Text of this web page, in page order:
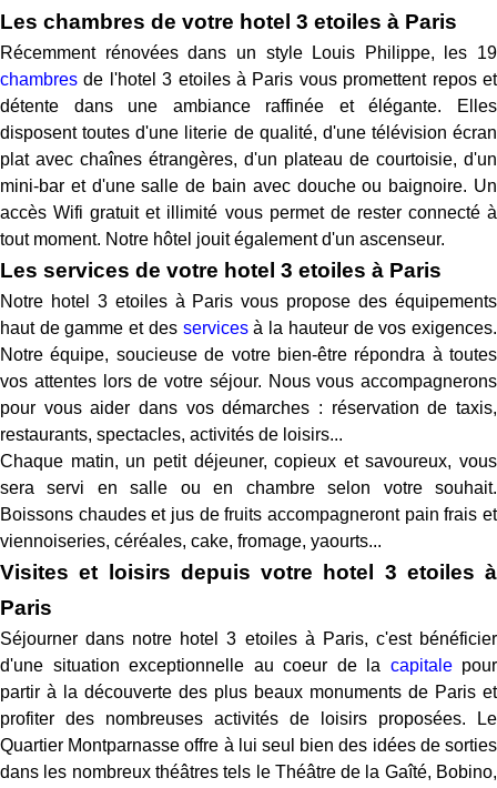
Les chambres de votre hotel 3 etoiles à Paris
Récemment rénovées dans un style Louis Philippe, les 19
chambres de l'hotel 3 etoiles à Paris vous promettent repos et
détente dans une ambiance raffinée et élégante. Elles
disposent toutes d'une literie de qualité, d'une télévision écran
plat avec chaînes étrangères, d'un plateau de courtoisie, d'un
mini-bar et d'une salle de bain avec douche ou baignoire. Un
accès Wifi gratuit et illimité vous permet de rester connecté à
tout moment. Notre hôtel jouit également d'un ascenseur.
Les services de votre hotel 3 etoiles à Paris
Notre hotel 3 etoiles à Paris vous propose des équipements
haut de gamme et des servicesà la hauteur de vos exigences.
Notre équipe, soucieuse de votre bien-être répondra à toutes
vos attentes lors de votre séjour. Nous vous accompagnerons
pour vous aider dans vos démarches : réservation de taxis,
restaurants, spectacles, activités de loisirs...
Chaque matin, un petit déjeuner, copieux et savoureux, vous
sera servi en salle ou en chambre selon votre souhait.
Boissons chaudes et jus de fruits accompagneront pain frais et
viennoiseries, céréales, cake, fromage, yaourts...
Visites et loisirs depuis votre hotel 3 etoiles à
Paris
Séjourner dans notre hotel 3 etoiles à Paris, c'est bénéficier
d'une situation exceptionnelle au coeur de la capitalepour
partir à la découverte des plus beaux monuments de Paris et
profiter des nombreuses activités de loisirs proposées. Le
Quartier Montparnasse offre à lui seul bien des idées de sorties
dans les nombreux théâtres tels le Théâtre de la Gaîté, Bobino,